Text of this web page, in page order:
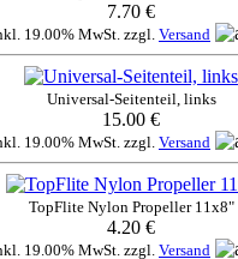
7.70 €
19.00% MwSt. zzgl. Versand
Universal-Seitenteil, links
15.00 €
19.00% MwSt. zzgl. Versand
TopFlite Nylon Propeller 11x8"
4.20 €
19.00% MwSt. zzgl. Versand